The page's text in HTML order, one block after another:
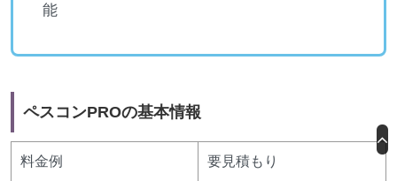
能
ペスコンPROの基本情報
料金例 要見積もり